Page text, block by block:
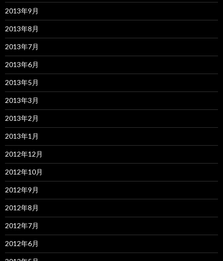
2013年9月
2013年8月
2013年7月
2013年6月
2013年5月
2013年3月
2013年2月
2013年1月
2012年12月
2012年10月
2012年9月
2012年8月
2012年7月
2012年6月